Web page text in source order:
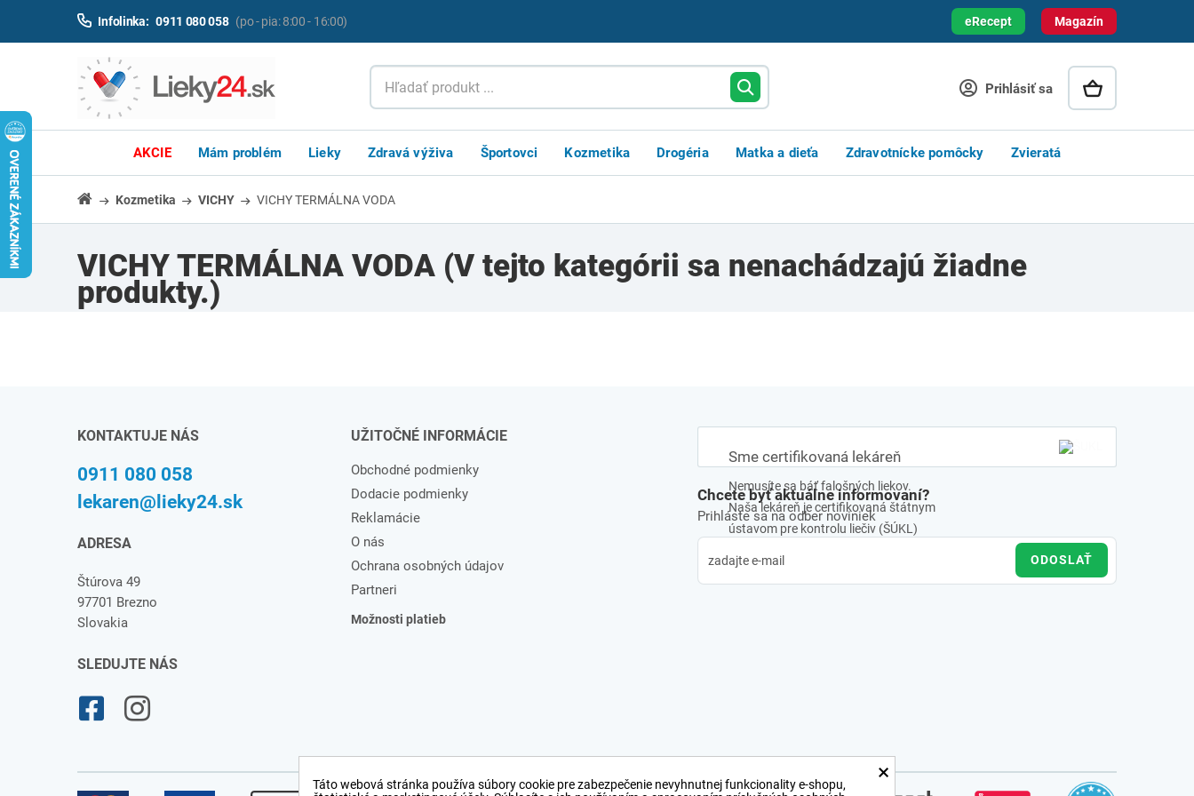
Magazín
Infolinka: 0911 080 058 (po - pia: 8:00 - 16:00) eRecept
Prihlásiť sa
AKCIE Mám problém Lieky Zdravá výživa Športovci Kozmetika Drogéria Matka a dieťa Zdravotnícke pomôcky Zvieratá
Kozmetika VICHY VICHY TERMÁLNA VODA
VICHY TERMÁLNA VODA (V tejto kategórii sa nenachádzajú žiadne
produkty.)
Sme certifikovaná lekáreň
Nemusíte sa báť falošných liekov.
Naša lekáreň je certifikovaná štátnym
ústavom pre kontrolu liečiv (ŠÚKL)
KONTAKTUJE NÁS
0911 080 058
lekaren@lieky24.sk
ADRESA
Štúrova 49
97701 Brezno
Slovakia
SLEDUJTE NÁS
UŽITOČNÉ INFORMÁCIE
Obchodné podmienky
Dodacie podmienky
Reklamácie
O nás
Ochrana osobných údajov
Partneri
Možnosti platieb
Chcete byť aktuálne informovaní?
Prihláste sa na odber noviniek
ODOSLAŤ
×
Táto webová stránka používa súbory cookie pre zabezpečenie nevyhnutnej funkcionality e-shopu,